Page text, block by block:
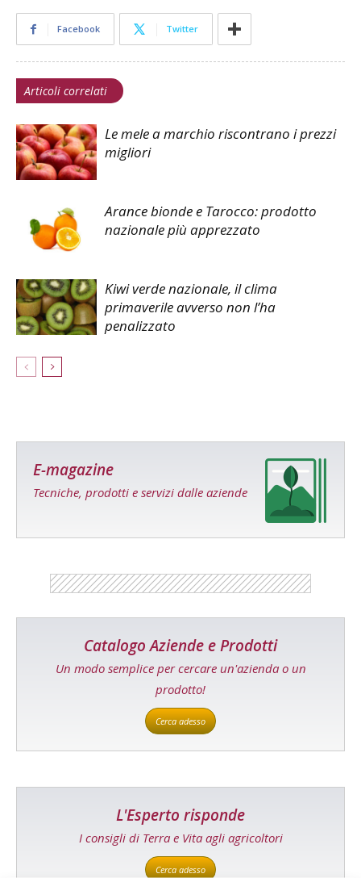
Facebook Twitter
Articoli correlati
Le mele a marchio riscontrano i prezzi
migliori
Arance bionde e Tarocco: prodotto
nazionale più apprezzato
Kiwi verde nazionale, il clima
primaverile avverso non l’ha
penalizzato
E-magazine
Tecniche, prodotti e servizi dalle aziende
Catalogo Aziende e Prodotti
Un modo semplice per cercare un'azienda o un
prodotto!
Cerca adesso
L'Esperto risponde
I consigli di Terra e Vita agli agricoltori
Cerca adesso